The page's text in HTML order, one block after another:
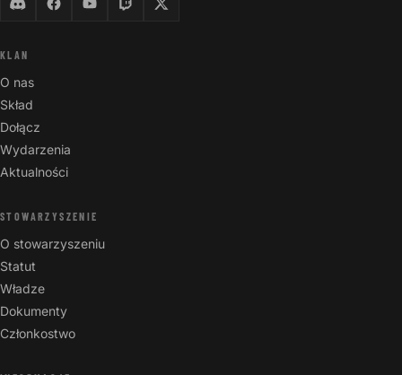
KLAN
O nas
Skład
Dołącz
Wydarzenia
Aktualności
STOWARZYSZENIE
O stowarzyszeniu
Statut
Władze
Dokumenty
Członkostwo